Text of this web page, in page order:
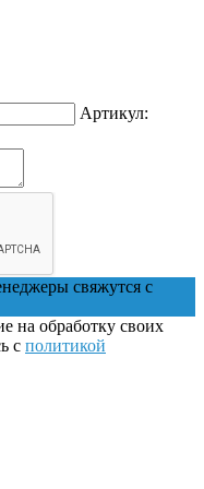
Артикул:
свяжутся с
на обработку своих
с политикой